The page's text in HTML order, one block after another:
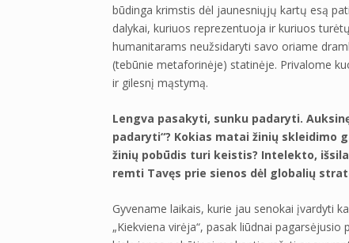
būdinga krimstis dėl jaunesniųjų kartų esą
dalykai, kuriuos reprezentuoja ir kuriuos
humanitarams neužsidaryti savo oriame
(tebūnie metaforinėje) statinėje. Privalome
ir gilesnį mąstymą.
Lengva pasakyti, sunku padaryti.
padaryti“? Kokias matai žinių skleidimo
žinių pobūdis turi keistis? Intelekto,
remti Tavęs prie sienos dėl globalių
Gyvename laikais, kurie jau senokai įvardyti
„Kiekviena virėja“, pasak liūdnai